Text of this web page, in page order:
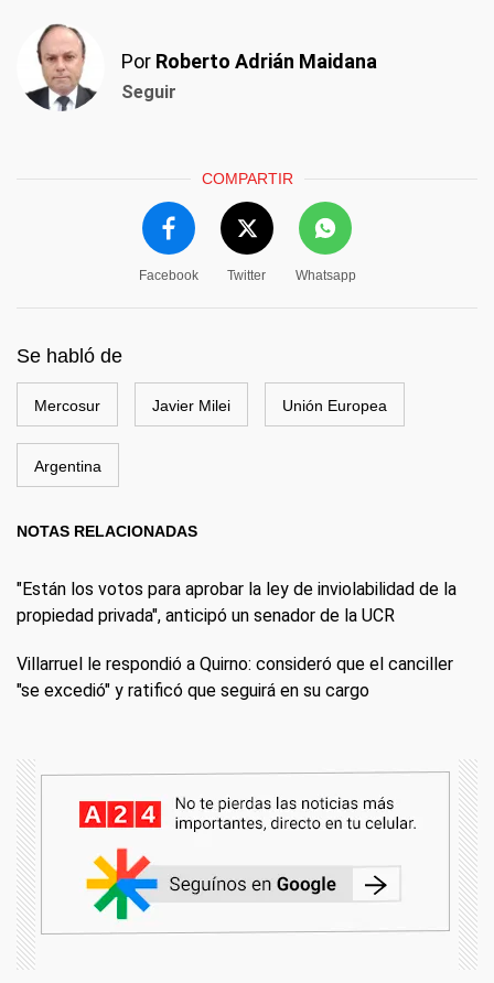
Por Roberto Adrián Maidana
Seguir
COMPARTIR
Facebook Twitter Whatsapp
Se habló de
Mercosur Javier Milei Unión Europea
Argentina
NOTAS RELACIONADAS
"Están los votos para aprobar la ley de inviolabilidad de la
propiedad privada", anticipó un senador de la UCR
Villarruel le respondió a Quirno: consideró que el canciller
"se excedió" y ratificó que seguirá en su cargo